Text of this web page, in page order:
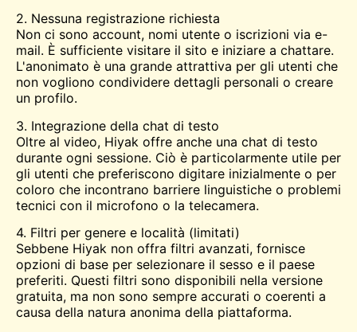
2. Nessuna registrazione richiesta
Non ci sono account, nomi utente o iscrizioni via e-
mail. È sufficiente visitare il sito e iniziare a chattare.
L'anonimato è una grande attrattiva per gli utenti che
non vogliono condividere dettagli personali o creare
un profilo.
3. Integrazione della chat di testo
Oltre al video, Hiyak offre anche una chat di testo
durante ogni sessione. Ciò è particolarmente utile per
gli utenti che preferiscono digitare inizialmente o per
coloro che incontrano barriere linguistiche o problemi
tecnici con il microfono o la telecamera.
4. Filtri per genere e località (limitati)
Sebbene Hiyak non offra filtri avanzati, fornisce
opzioni di base per selezionare il sesso e il paese
preferiti. Questi filtri sono disponibili nella versione
gratuita, ma non sono sempre accurati o coerenti a
causa della natura anonima della piattaforma.